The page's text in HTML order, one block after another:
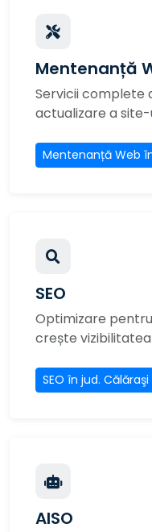
Mentenanță
Servicii complete
actualizare a
Mentenanță Web
SEO
Optimizare
crește
SEO în jud. Călăraşi
AISO